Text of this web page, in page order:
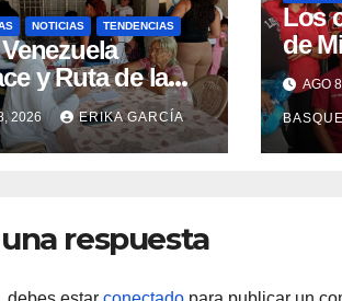
NOTICIAS TENDENCIAS
y Ruta de la
atención
integral en
2026 ERIKA GARCÍA
Los
de
AGO
respuesta